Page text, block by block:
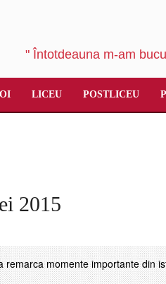
" Întotdeauna m-am
LICEU POSTLICEU
2015
momente importante din